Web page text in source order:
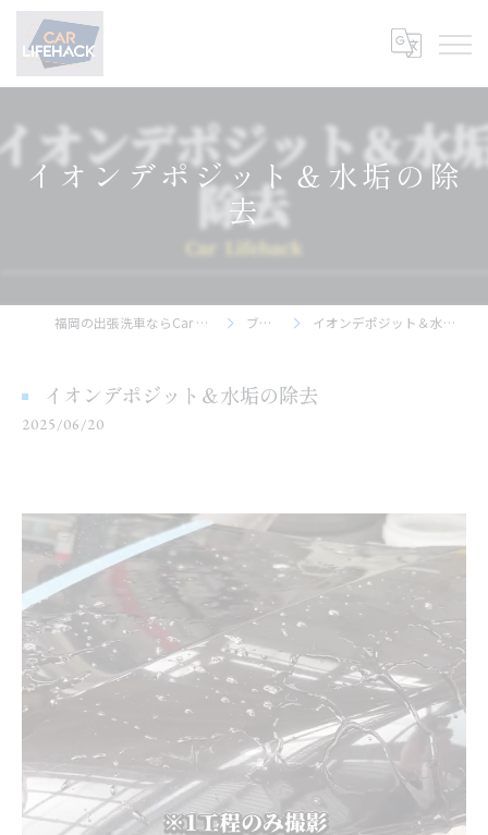
イオンデポジット＆水垢の除
去
福岡の出張洗車ならCar Lifehack ブログ イオンデポジット＆水垢の除去
イオンデポジット＆水垢の除去
2025/06/20